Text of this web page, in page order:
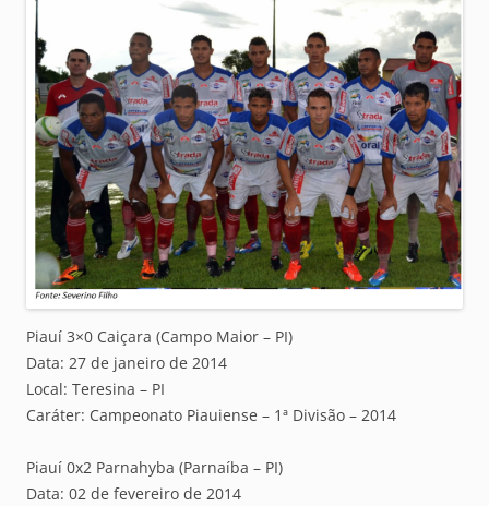
Piauí 3×0 Caiçara (Campo Maior – PI)
Data: 27 de janeiro de 2014
Local: Teresina – PI
Caráter: Campeonato Piauiense – 1ª Divisão – 2014
Piauí 0x2 Parnahyba (Parnaíba – PI)
Data: 02 de fevereiro de 2014